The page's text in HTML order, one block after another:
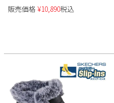
ーグリッツ 117622 レディース
販売価格 ¥10,890税込